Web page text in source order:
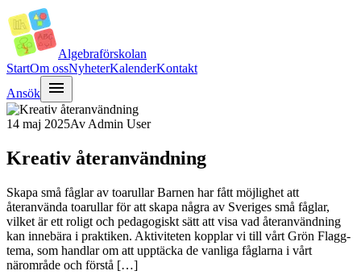
Algebraförskolan
StartOm ossNyheterKalenderKontakt
Ansök
menu
14 maj 2025Av Admin User
Kreativ återanvändning
Skapa små fåglar av toarullar Barnen har fått möjlighet att
återanvända toarullar för att skapa några av Sveriges små fåglar,
vilket är ett roligt och pedagogiskt sätt att visa vad återanvändning
kan innebära i praktiken. Aktiviteten kopplar vi till vårt Grön Flagg-
tema, som handlar om att upptäcka de vanliga fåglarna i vårt
närområde och förstå […]